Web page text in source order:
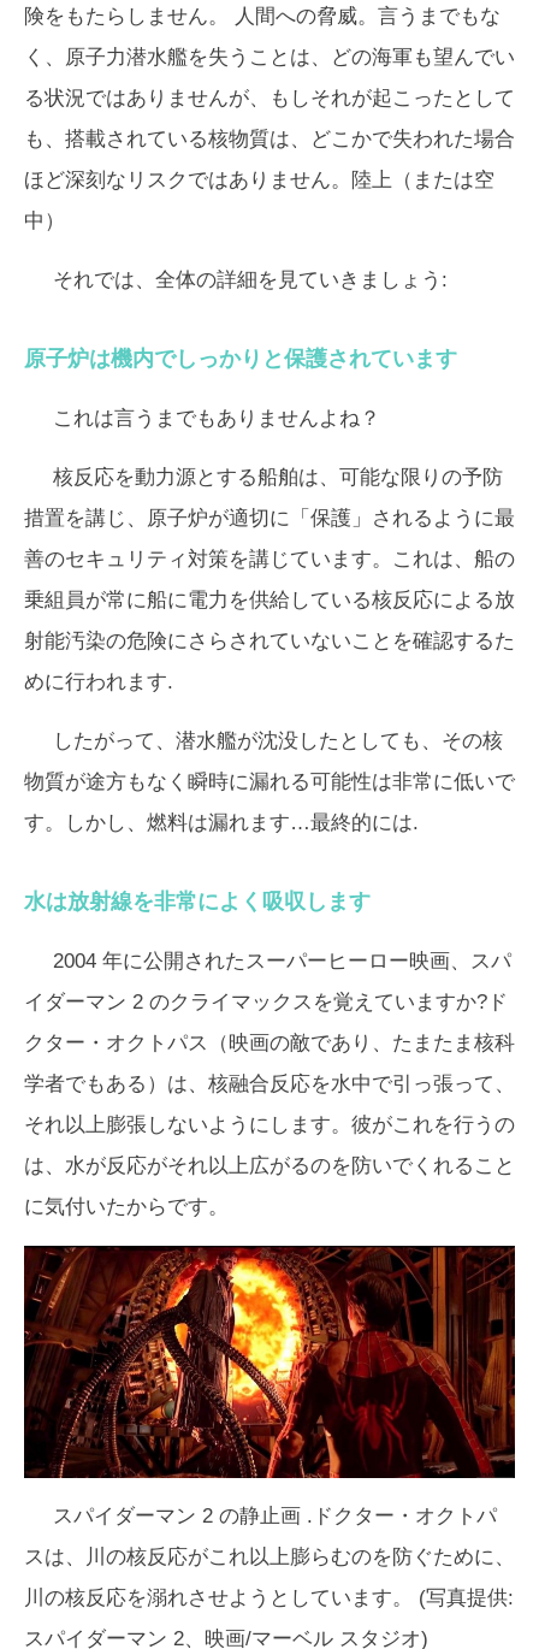
険をもたらしません。 人間への脅威。言うまでもな
く、原子力潜水艦を失うことは、どの海軍も望んでい
る状況ではありませんが、もしそれが起こったとして
も、搭載されている核物質は、どこかで失われた場合
ほど深刻なリスクではありません。陸上（または空
中）
それでは、全体の詳細を見ていきましょう:
原子炉は機内でしっかりと保護されています
これは言うまでもありませんよね？
核反応を動力源とする船舶は、可能な限りの予防
措置を講じ、原子炉が適切に「保護」されるように最
善のセキュリティ対策を講じています。これは、船の
乗組員が常に船に電力を供給している核反応による放
射能汚染の危険にさらされていないことを確認するた
めに行われます.
したがって、潜水艦が沈没したとしても、その核
物質が途方もなく瞬時に漏れる可能性は非常に低いで
す。しかし、燃料は漏れます…最終的には.
水は放射線を非常によく吸収します
2004 年に公開されたスーパーヒーロー映画、スパ
イダーマン 2 のクライマックスを覚えていますか?ド
クター・オクトパス（映画の敵であり、たまたま核科
学者でもある）は、核融合反応を水中で引っ張って、
それ以上膨張しないようにします。彼がこれを行うの
は、水が反応がそれ以上広がるのを防いでくれること
に気付いたからです。
スパイダーマン 2 の静止画 .ドクター・オクトパ
スは、川の核反応がこれ以上膨らむのを防ぐために、
川の核反応を溺れさせようとしています。 (写真提供:
スパイダーマン 2、映画/マーベル スタジオ)